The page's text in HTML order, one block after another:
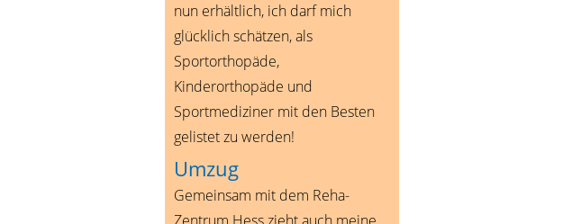
nun erhältlich, ich darf mich
glücklich schätzen, als
Sportorthopäde,
Kinderorthopäde und
Sportmediziner mit den Besten
gelistet zu werden!
Umzug
Gemeinsam mit dem Reha-